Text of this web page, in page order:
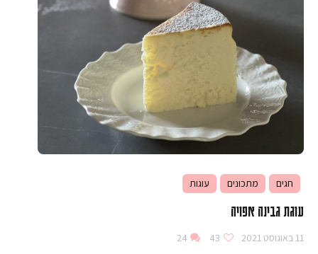
חגים מתכונים עוגות
עוגת גבינה אפויה
11 באוגוסט 2021 43
24